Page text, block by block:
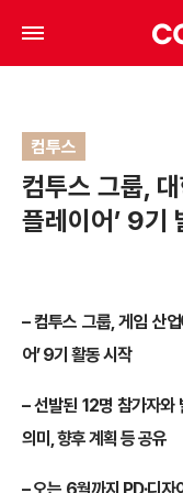
컴투스
컴투스 그룹,
플레이어’ 9기
– 컴투스 그룹, 게임 산
어’ 9기 활동 시작
– 선발된 12명 참가자와
의미, 향후 계획 등 공유